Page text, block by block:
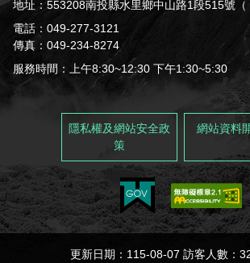
地址：553208南投縣水里鄉中山路1段515號（
電話：049-277-3121
傳真：049-234-8274
服務時間：上午8:30~12:30 下午1:30~5:30
隱私權及網站安全政
策
網站資料
更新日期：115-08-07 訪客人數：